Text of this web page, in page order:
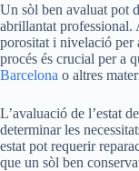
Un sòl ben avaluat pot
abrillantat professional.
porositat i nivelació per
procés és crucial per a
Barcelona o altres
L’avaluació de l’estat
determinar les
estat pot requerir
que un sòl ben